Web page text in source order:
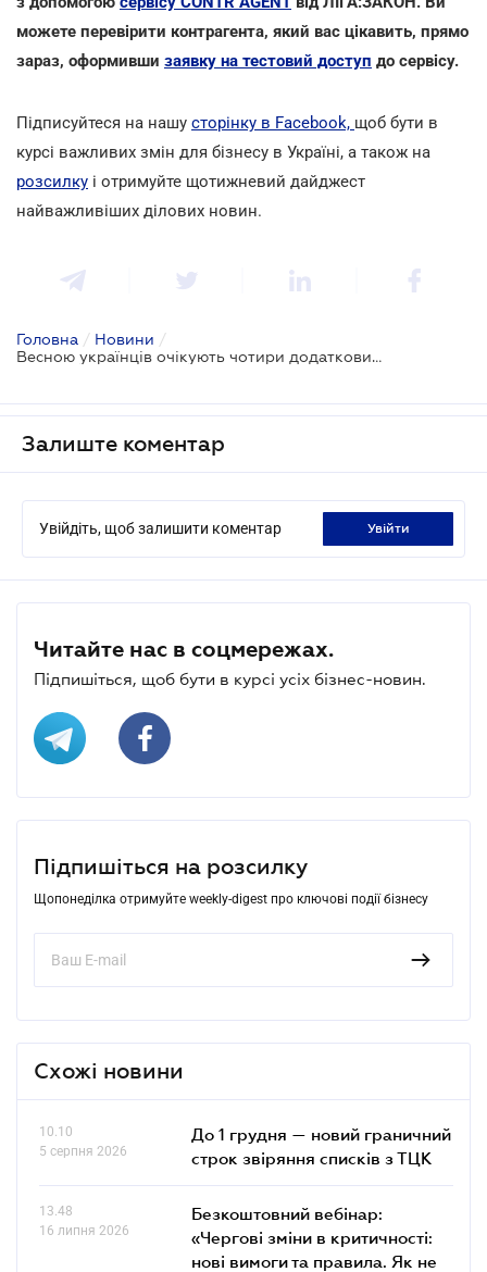
можете перевірити контрагента, який вас цікавить, прямо
зараз, оформивши заявку на тестовий доступ до сервісу.
Підписуйтеся на нашу сторінку в Facebook, щоб бути в
курсі важливих змін для бізнесу в Україні, а також на
розсилку і отримуйте щотижневий дайджест
найважливіших ділових новин.
Головна / Новини /
Весною українців очікують чотири додаткових вихідних дні
Залиште коментар
Увійдіть, щоб залишити коментар увійти
Читайте нас в соцмережах.
Підпишіться, щоб бути в курсі усіх бізнес-новин.
Підпишіться на розсилку
Щопонеділка отримуйте weekly-digest про ключові події бізнесу
Схожі новини
10.10
5 серпня 2026
До 1 грудня — новий граничний
строк звіряння списків з ТЦК
13.48
16 липня 2026
Безкоштовний вебінар:
«Чергові зміни в критичності:
нові вимоги та правила. Як не